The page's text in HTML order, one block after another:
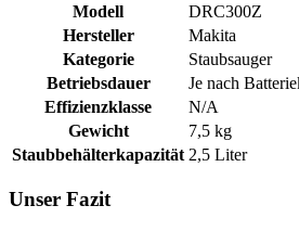
Modell
DRC300Z
Hersteller
Makita
Kategorie
Staubsauger
Betriebsdauer
Je nach
Effizienzklasse
N/A
Gewicht
7,5 kg
Staubbehälterkapazität 2,5 Liter
Unser Fazit